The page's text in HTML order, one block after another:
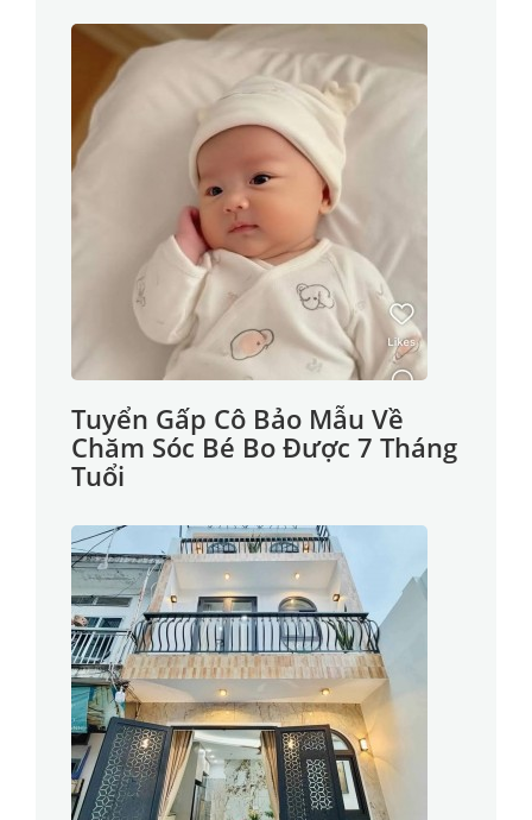
Tuyển Gấp Cô Bảo Mẫu Về
Chăm Sóc Bé Bo Được 7 Tháng
Tuổi